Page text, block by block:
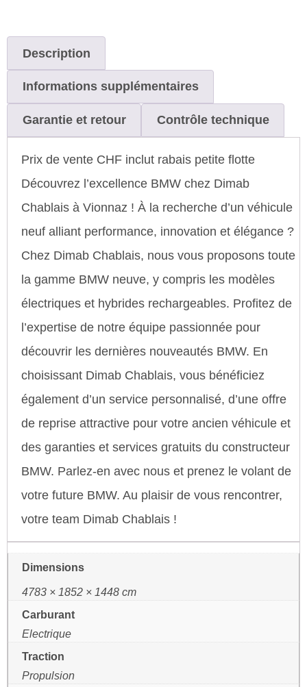
Description
Informations supplémentaires
Garantie et retour Contrôle technique
Prix de vente CHF inclut rabais petite flotte
Découvrez l’excellence BMW chez Dimab
Chablais à Vionnaz ! À la recherche d’un véhicule
neuf alliant performance, innovation et élégance ?
Chez Dimab Chablais, nous vous proposons toute
la gamme BMW neuve, y compris les modèles
électriques et hybrides rechargeables. Profitez de
l’expertise de notre équipe passionnée pour
découvrir les dernières nouveautés BMW. En
choisissant Dimab Chablais, vous bénéficiez
également d’un service personnalisé, d’une offre
de reprise attractive pour votre ancien véhicule et
des garanties et services gratuits du constructeur
BMW. Parlez-en avec nous et prenez le volant de
votre future BMW. Au plaisir de vous rencontrer,
votre team Dimab Chablais !
Dimensions
4783 × 1852 × 1448 cm
Carburant
Electrique
Traction
Propulsion